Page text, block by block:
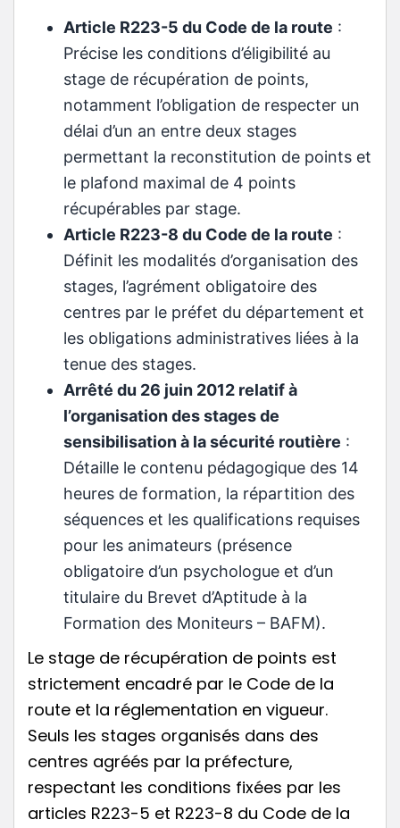
Article R223-5 du Code de la route :
Précise les conditions d’éligibilité au
stage de récupération de points,
notamment l’obligation de respecter un
délai d’un an entre deux stages
permettant la reconstitution de points et
le plafond maximal de 4 points
récupérables par stage.
Article R223-8 du Code de la route :
Définit les modalités d’organisation des
stages, l’agrément obligatoire des
centres par le préfet du département et
les obligations administratives liées à la
tenue des stages.
Arrêté du 26 juin 2012 relatif à
l’organisation des stages de
sensibilisation à la sécurité routière :
Détaille le contenu pédagogique des 14
heures de formation, la répartition des
séquences et les qualifications requises
pour les animateurs (présence
obligatoire d’un psychologue et d’un
titulaire du Brevet d’Aptitude à la
Formation des Moniteurs – BAFM).
Le stage de récupération de points est
strictement encadré par le Code de la
route et la réglementation en vigueur.
Seuls les stages organisés dans des
centres agréés par la préfecture,
respectant les conditions fixées par les
articles R223-5 et R223-8 du Code de la